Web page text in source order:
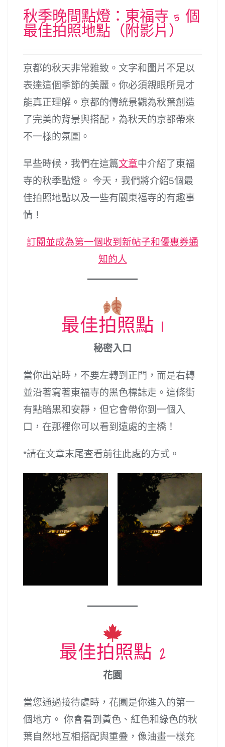
秋季晚間點燈：東福寺 5 個
最佳拍照地點（附影片）
京都的秋天非常雅致。文字和圖片不足以
表達這個季節的美麗。你必須親眼所見才
能真正理解。京都的傳統景觀為秋葉創造
了完美的背景與搭配，為秋天的京都帶來
不一樣的氛圍。
早些時候，我們在這篇文章中介紹了東福
寺的秋季點燈。 今天，我們將介紹5個最
佳拍照地點以及一些有關東福寺的有趣事
情！
訂閱並成為第一個收到新帖子和優惠券通
知的人
最佳拍照點 1
秘密入口
當你出站時，不要左轉到正門，而是右轉
並沿著寫著東福寺的黑色標誌走。這條街
有點暗黑和安靜，但它會帶你到一個入
口，在那裡你可以看到遠處的主橋！
*請在文章末尾查看前往此處的方式。
最佳拍照點 2
花園
當您通過接待處時，花園是你進入的第一
個地方。 你會看到黃色、紅色和綠色的秋
葉自然地互相搭配與重疊，像油畫一樣充